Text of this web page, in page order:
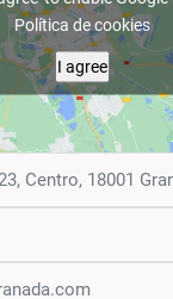
Política de cookies
I agree
Centro, 18001